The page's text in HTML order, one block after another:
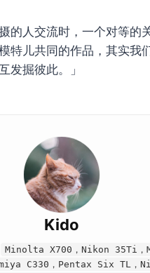
的人交流时，一个对等的
特儿共同的作品，其实我
发掘彼此。」
Kido
Minolta X700，Nikon 35Ti，
C330，Pentax Six TL，